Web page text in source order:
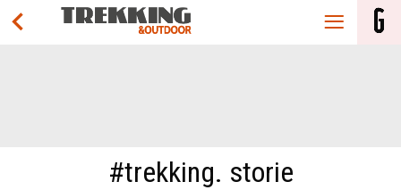
#trekking. storie